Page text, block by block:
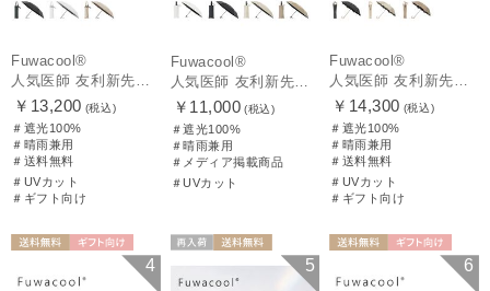
Fuwacool®
人気医師 友利新先生がほんきで作った”絶対に忘れない誰でも日傘” 50【晴雨兼用折りたたみ日傘】フワクール® (Fuwacool®) 雨の日OK 軽量 遮光100% UV100%
￥13,200 (税込)
＃遮光100%
＃晴雨兼用
＃送料無料
＃UVカット
＃ギフト向け
Fuwacool®
人気医師 友利新先生がほんきで作った”絶対に忘れない誰でも日傘”ワンタッチ開閉日傘【晴雨兼用折りたたみ日傘】フワクール® (Fuwacool®) 雨の日OK 軽量 遮光100% UV100％
￥11,000 (税込)
＃遮光100%
＃晴雨兼用
＃メディア掲載商品
＃UVカット
Fuwacool®
人気医師 友利新先生がほんきで作った”絶対に忘れない誰でも日傘” エレガント派のバンブーフリル【晴雨兼用日傘】フワクール® (Fuwacool®) 雨の日OK 軽量 遮光100% UV100％
￥14,300 (税込)
＃遮光100%
＃晴雨兼用
＃送料無料
＃UVカット
＃ギフト向け
ギフト向け
WOMEN
4 5
ギフト向け
WOMEN
6